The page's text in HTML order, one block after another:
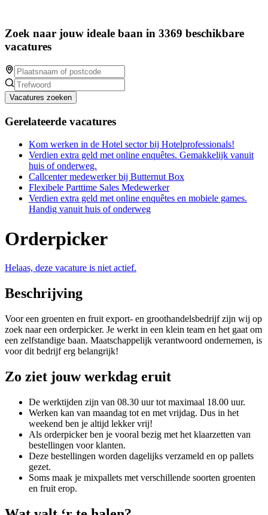
Zoek naar jouw ideale baan in 3369 beschikbare
vacatures
Vacatures zoeken
Gerelateerde vacatures
Kom werken in de Hotel sector bij Hotelprofessionals!
Verdien extra geld met online enquêtes. Gemakkelijk vanuit
huis of onderweg.
Callcenter medewerker bij Butternut Box
Flexibele Parttime Sales Medewerker
Verdien extra geld met online enquêtes en mobiele games.
Handig vanuit huis of onderweg
Orderpicker
Helaas, deze vacature is niet actief.
Beschrijving
Voor een groenten en fruit export- en groothandelsbedrijf zijn wij op
zoek naar een orderpicker. Je werkt in een klein team en het gaat om
een zelfstandige baan. Maatschappelijk verantwoord ondernemen, is
voor dit bedrijf erg belangrijk!
Zo ziet jouw werkdag eruit
De werktijden zijn van 08.30 uur tot maximaal 18.00 uur.
Werken kan van maandag tot en met vrijdag. Dus in het
weekend ben je altijd lekker vrij!
Als orderpicker ben je vooral bezig met het klaarzetten van
bestellingen voor klanten.
Deze bestellingen worden dagelijks verzameld en op pallets
gezet.
Soms maak je mixpallets met verschillende soorten groenten
en fruit erop.